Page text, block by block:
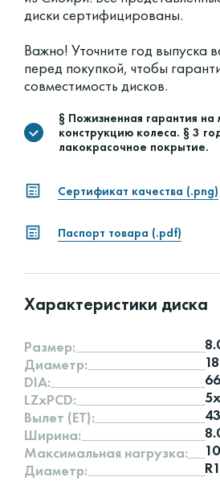
диски сертифицированы.
Важно! Уточните год выпуска
перед покупкой, чтобы
совместимость дисков.
§ Пожизненная гарантия на
конструкцию колеса. § 3
лакокрасочное покрытие.
Сертификат качества (.png)
Паспорт товара (.pdf)
Характеристики диска
Размер:
Диаметр:
18
DIA:
LZxPCD:
Вылет (ET):
43
Ширина:
Максимальная нагрузка:
Диаметр: